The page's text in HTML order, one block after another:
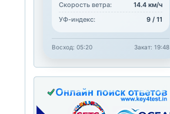
Скорость ветра:
14.4 км/ч
УФ-индекс:
9 / 11
Восход: 05:20 Закат: 19:48